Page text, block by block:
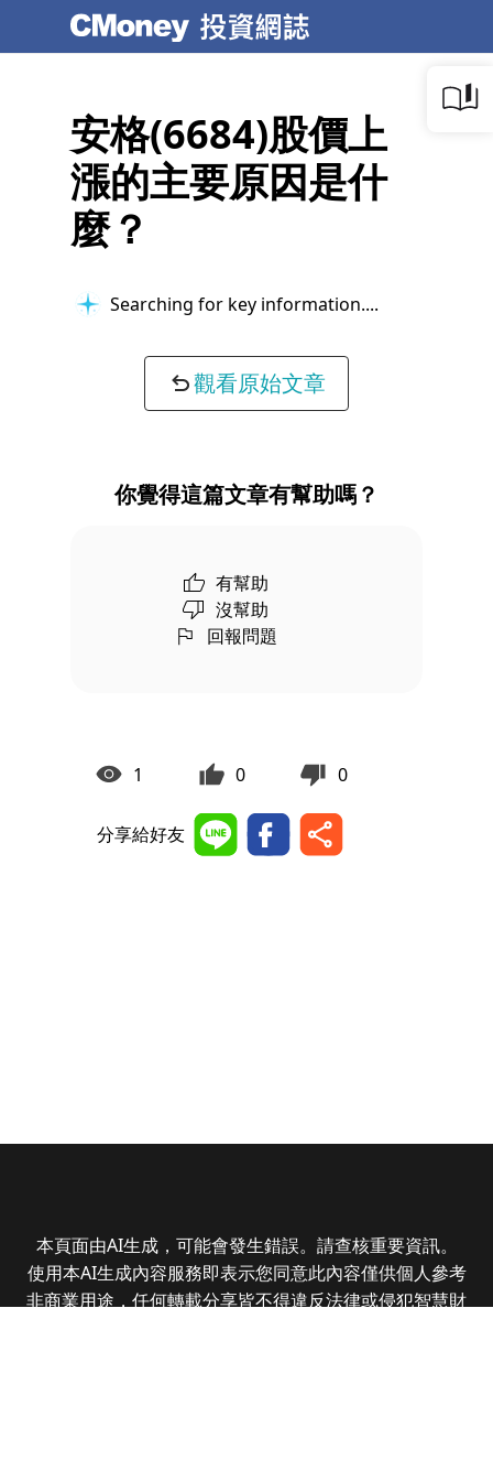
安格(6684)股價上
漲的主要原因是什
麼？
Searching for key information...
觀看原始文章
你覺得這篇文章有幫助嗎？
有幫助
沒幫助
回報問題
1 0 0
分享給好友
本頁面由AI生成，可能會發生錯誤。請查核重要資訊。
使用本AI生成內容服務即表示您同意此內容僅供個人參考
非商業用途，任何轉載分享皆不得違反法律或侵犯智慧財